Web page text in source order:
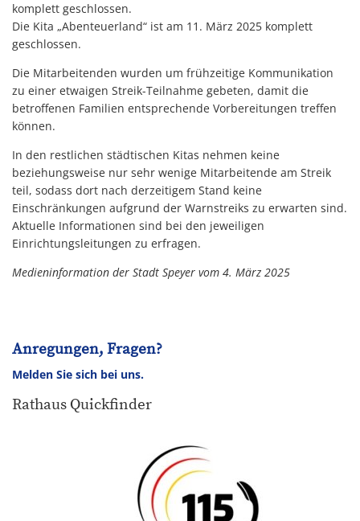
komplett geschlossen.
Die Kita „Abenteuerland“ ist am 11. März 2025 komplett
geschlossen.
Die Mitarbeitenden wurden um frühzeitige Kommunikation
zu einer etwaigen Streik-Teilnahme gebeten, damit die
betroffenen Familien entsprechende Vorbereitungen treffen
können.
In den restlichen städtischen Kitas nehmen keine
beziehungsweise nur sehr wenige Mitarbeitende am Streik
teil, sodass dort nach derzeitigem Stand keine
Einschränkungen aufgrund der Warnstreiks zu erwarten sind.
Aktuelle Informationen sind bei den jeweiligen
Einrichtungsleitungen zu erfragen.
Medieninformation der Stadt Speyer vom 4. März 2025
Anregungen, Fragen?
Melden Sie sich bei uns.
Rathaus Quickfinder